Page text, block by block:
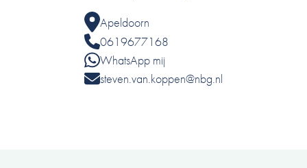
Apeldoorn
0619677168
WhatsApp mij
steven.van.koppen@nbg.nl